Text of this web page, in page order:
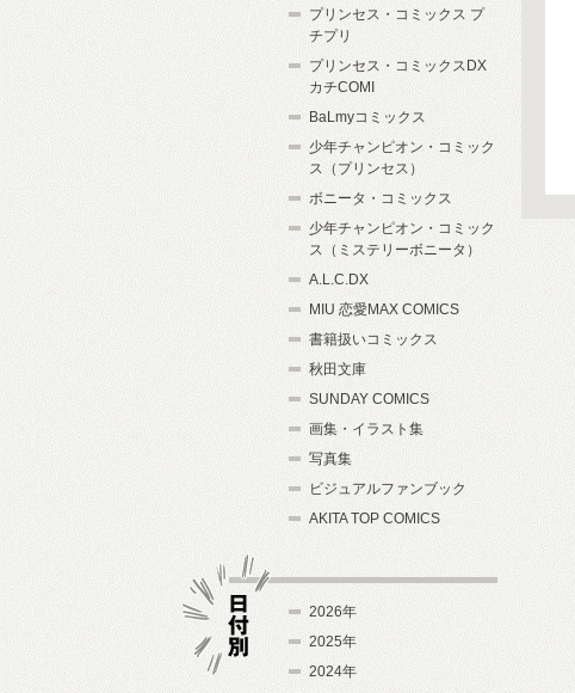
プリンセス・コミックス プ
チプリ
プリンセス・コミックスDX
カチCOMI
BaLmyコミックス
少年チャンピオン・コミック
ス（プリンセス）
ボニータ・コミックス
少年チャンピオン・コミック
ス（ミステリーボニータ）
A.L.C.DX
MIU 恋愛MAX COMICS
書籍扱いコミックス
秋田文庫
SUNDAY COMICS
画集・イラスト集
写真集
ビジュアルファンブック
AKITA TOP COMICS
2026年
2025年
2024年